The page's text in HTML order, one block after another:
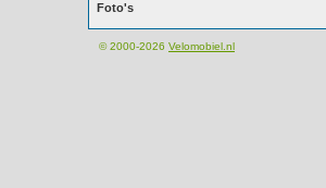
Foto's
© 2000-2026 Velomobiel.nl